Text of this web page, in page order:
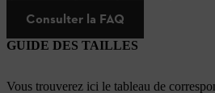
Consulter la FAQ
GUIDE DES TAILLES
Vous trouverez ici le tableau de